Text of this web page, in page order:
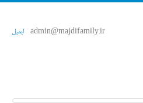
admin@majdifamily.ir ایمیل